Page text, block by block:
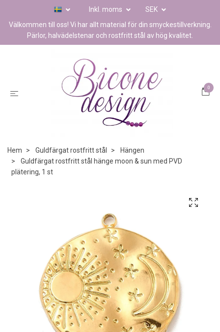
Inkl. moms
SEK
Välkommen till oss! Vi har allt material för din smyckestillverkning.
Pärlor, halvädelstenar och rostfritt stål av hög kvalitet.
0
Hem Guldfärgat rostfritt stål
Hängen
Guldfärgat rostfritt stål hänge moon & sun med PVD
plätering, 1 st